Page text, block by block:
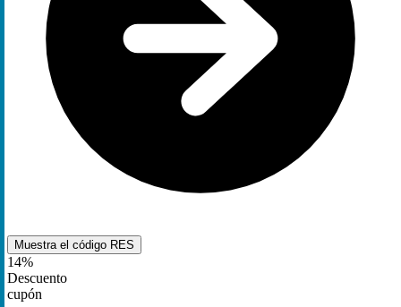
Muestra el código RES
14%
Descuento
cupón